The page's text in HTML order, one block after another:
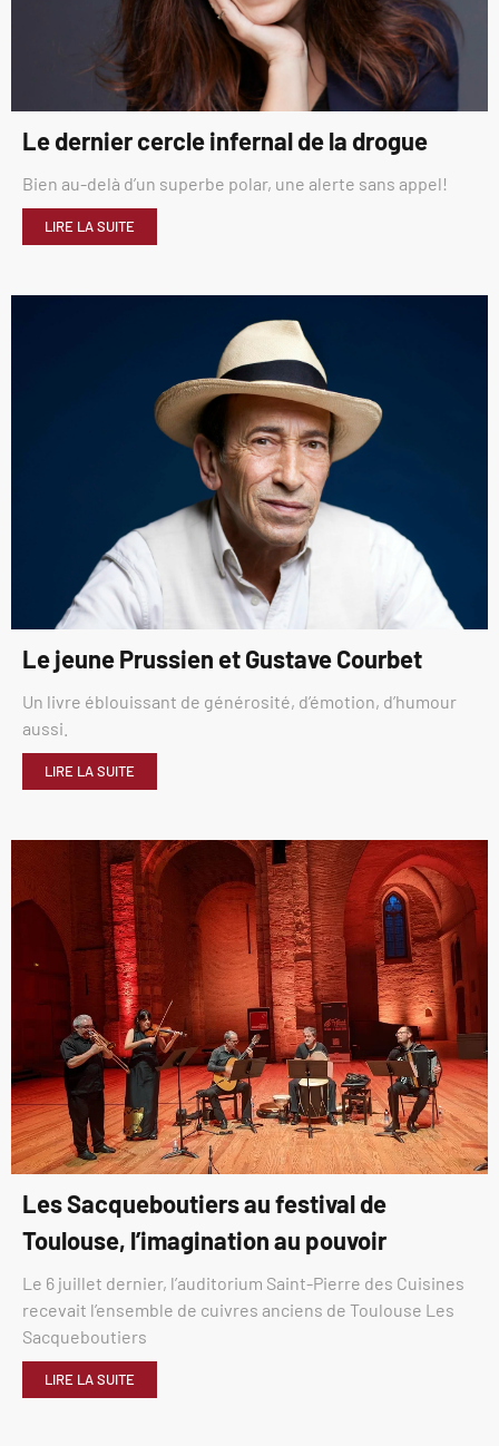
Le dernier cercle infernal de la drogue
Bien au-delà d’un superbe polar, une alerte sans appel!
LIRE LA SUITE
Le jeune Prussien et Gustave Courbet
Un livre éblouissant de générosité, d’émotion, d’humour
aussi.
LIRE LA SUITE
Les Sacqueboutiers au festival de
Toulouse, l’imagination au pouvoir
Le 6 juillet dernier, l’auditorium Saint-Pierre des Cuisines
recevait l’ensemble de cuivres anciens de Toulouse Les
Sacqueboutiers
LIRE LA SUITE